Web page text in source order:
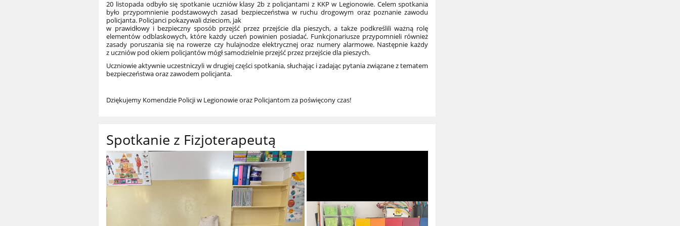
20 listopada odbyło się spotkanie uczniów klasy 2b z policjantami z KKP w Legionowie. Celem spotkania
było przypomnienie podstawowych zasad bezpieczeństwa w ruchu drogowym oraz poznanie zawodu
policjanta. Policjanci pokazywali dzieciom, jak
w prawidłowy i bezpieczny sposób przejść przez przejście dla pieszych, a także podkreślili ważną rolę
elementów odblaskowych, które każdy uczeń powinien posiadać. Funkcjonariusze przypomnieli również
zasady poruszania się na rowerze czy hulajnodze elektrycznej oraz numery alarmowe. Następnie każdy
z uczniów pod okiem policjantów mógł samodzielnie przejść przez przejście dla pieszych.
Uczniowie aktywnie uczestniczyli w drugiej części spotkania, słuchając i zadając pytania związane z tematem
bezpieczeństwa oraz zawodem policjanta.
Dziękujemy Komendzie Policji w Legionowie oraz Policjantom za poświęcony czas!
Spotkanie z Fizjoterapeutą